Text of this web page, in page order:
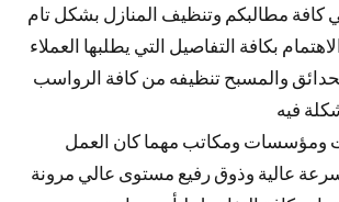
كافة مطالبكم وتنظيف المنازل بشكل تام
بكافة التفاصيل التي يطلبها العملاء
والمسبح تنظيفه من كافة الرواسب
فيه
ومكاتب مهما كان العمل
عالية وذوق رفيع مستوى عالي مرونة